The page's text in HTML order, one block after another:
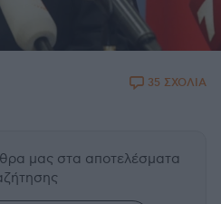
35 ΣΧΟΛΙΑ
μας στα αποτελέσματα